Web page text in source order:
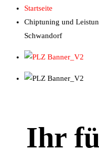
Startseite
Chiptuning und
Schwandorf
Ihr